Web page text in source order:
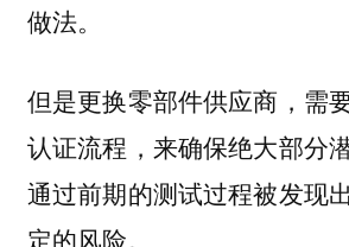
做法。
但是更换零部件供应商，需
认证流程，来确保绝大部分
通过前期的测试过程被发现
定的风险。